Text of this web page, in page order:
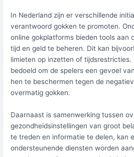
In Nederland zijn er verschillende
verantwoord gokken te promoten.
online gokplatforms bieden tools aan
tijd en geld te beheren. Dit kan
limieten op inzetten of tijdsrestricties.
bedoeld om de spelers een gevoel
hen te beschermen tegen de
overmatig gokken.
Daarnaast is samenwerking tussen
gezondheidsinstellingen van groot
te treden en informatie te delen, kan
ondersteunende diensten worden